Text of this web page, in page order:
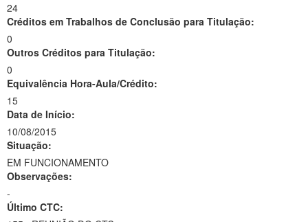
24
Créditos em Trabalhos de Conclusão para Titulação:
0
Outros Créditos para Titulação:
0
Equivalência Hora-Aula/Crédito:
15
Data de Início:
10/08/2015
Situação:
EM FUNCIONAMENTO
Observações:
-
Último CTC: